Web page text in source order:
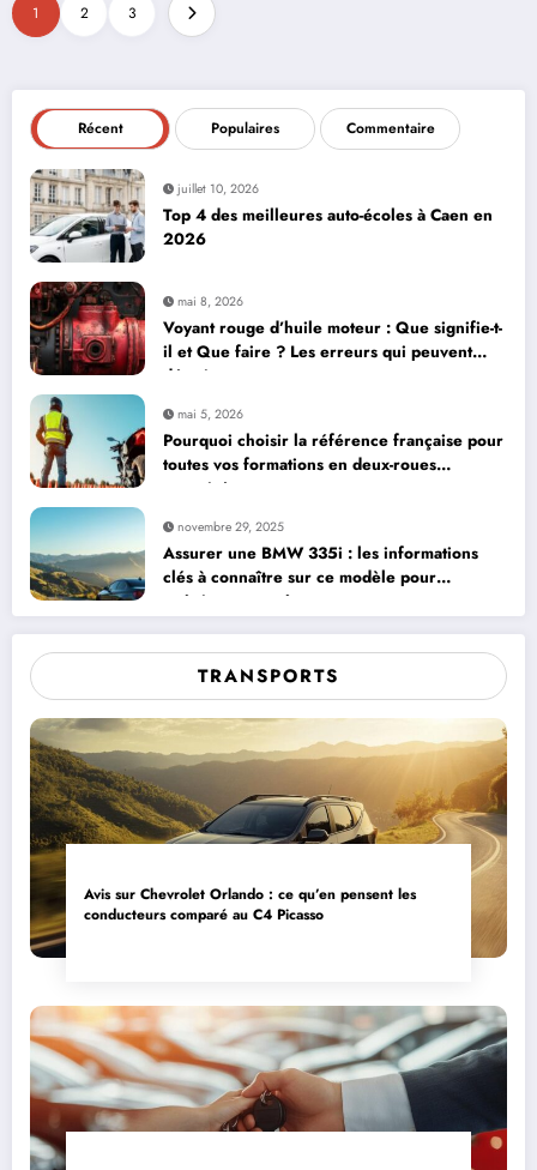
1 2 3
Récent Populaires Commentaire
juillet 10, 2026
Top 4 des meilleures auto-écoles à Caen en
2026
mai 8, 2026
Voyant rouge d’huile moteur : Que signifie-t-
il et Que faire ? Les erreurs qui peuvent
détruire votre moteur
mai 5, 2026
Pourquoi choisir la référence française pour
toutes vos formations en deux-roues
motorisés
novembre 29, 2025
Assurer une BMW 335i : les informations
clés à connaître sur ce modèle pour
maîtriser vos coûts
TRANSPORTS
Avis sur Chevrolet Orlando : ce qu’en pensent les
conducteurs comparé au C4 Picasso